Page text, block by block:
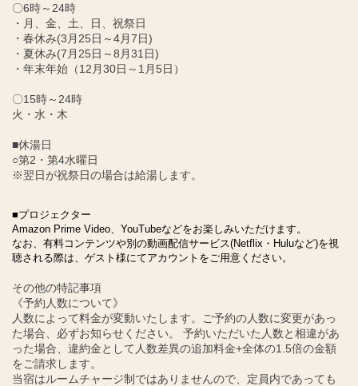
〇6時～24時
・月、金、土、日、祝祭日
・春休み(3月25日～4月7日)
・夏休み(7月25日～8月31日)
・年末年始（12月30日～1月5日）
〇15時～24時
火・水・木
■休湯日
○第2・第4水曜日
※翌日が祝祭日の場合は給湯します。
■プロジェクター
Amazon Prime Video、YouTubeなどをお楽しみいただけます。
なお、有料コンテンツや別の動画配信サービス(Netflix・Huluなど)を視
聴される際は、ゲスト様にてアカウントをご用意ください。
その他の特記事項
《予約人数について》
人数によって料金が変動いたします。ご予約の人数に変更があっ
た場合、必ずお知らせください。 予約いただいた人数と相違があ
った場合、違約金として人数差異の追加料金+全体の1.5倍の金額
をご請求します。
当宿はルームチャージ制ではありませんので、定員内であっても